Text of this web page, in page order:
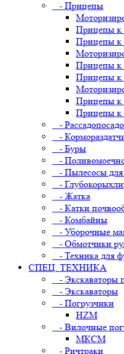
- Прицепы
Прицепы к
Прицепы к
Прицепы к
Прицепы к
Прицепы к
Прицепы к
-
-
- Буры
-
- Пылесосы
-
- Жатка
- Катки
- Комбайны
- Уборочные
- Обмотчики
- Техника для
СПЕЦ. ТЕХНИКА
- Экскаваторы
- Экскаваторы
- Погрузчики
HZM
- Вилочные
МКСМ
- Ричтраки